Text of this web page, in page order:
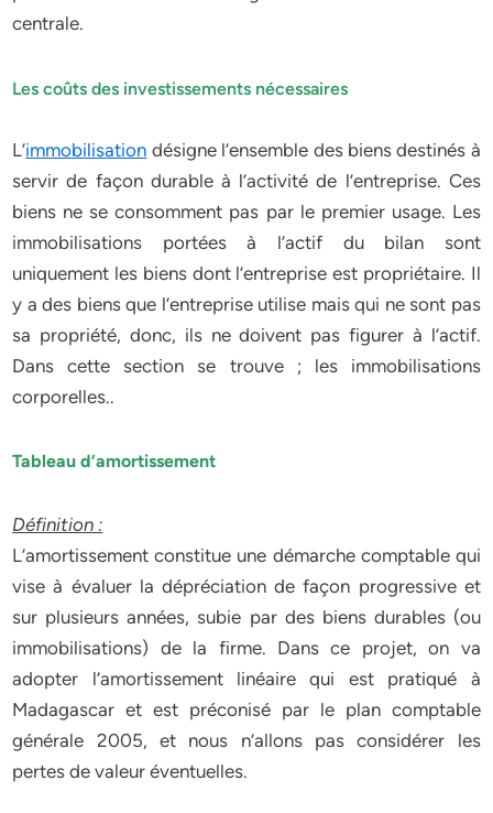
centrale.
Les coûts des investissements nécessaires
L’immobilisation désigne l’ensemble des biens destinés à
servir de façon durable à l’activité de l’entreprise. Ces
biens ne se consomment pas par le premier usage. Les
immobilisations portées à l’actif du bilan sont
uniquement les biens dont l’entreprise est propriétaire. Il
y a des biens que l’entreprise utilise mais qui ne sont pas
sa propriété, donc, ils ne doivent pas figurer à l’actif.
Dans cette section se trouve ; les immobilisations
corporelles..
Tableau d’amortissement
Définition :
L’amortissement constitue une démarche comptable qui
vise à évaluer la dépréciation de façon progressive et
sur plusieurs années, subie par des biens durables (ou
immobilisations) de la firme. Dans ce projet, on va
adopter l’amortissement linéaire qui est pratiqué à
Madagascar et est préconisé par le plan comptable
générale 2005, et nous n’allons pas considérer les
pertes de valeur éventuelles.